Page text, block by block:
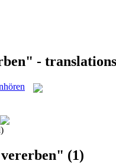
- translations
(1)